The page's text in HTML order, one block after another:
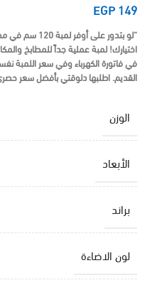
EGP149
“لو بتدور على
اختيارك! لمبة عملية جداً للمطابخ
في فاتورة الكهرباء وفي سعر اللمبة
القديم. اطلبها دلوقتي بأفضل سعر
الوزن
الأبعاد
براند
لون الاضاءة